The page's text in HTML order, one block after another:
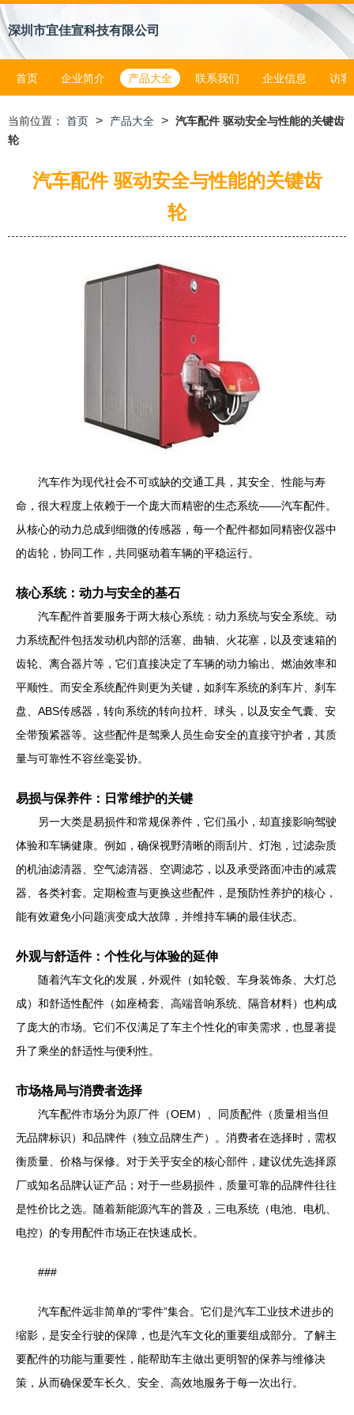
深圳市宜佳宣科技有限公司
首页 企业简介 产品大全 联系我们 企业信息 访客
当前位置： 首页 > 产品大全 > 汽车配件 驱动安全与性能的关键齿
轮
汽车配件 驱动安全与性能的关键齿
轮
汽车作为现代社会不可或缺的交通工具，其安全、性能与寿
命，很大程度上依赖于一个庞大而精密的生态系统——汽车配件。
从核心的动力总成到细微的传感器，每一个配件都如同精密仪器中
的齿轮，协同工作，共同驱动着车辆的平稳运行。
核心系统：动力与安全的基石
汽车配件首要服务于两大核心系统：动力系统与安全系统。动
力系统配件包括发动机内部的活塞、曲轴、火花塞，以及变速箱的
齿轮、离合器片等，它们直接决定了车辆的动力输出、燃油效率和
平顺性。而安全系统配件则更为关键，如刹车系统的刹车片、刹车
盘、ABS传感器，转向系统的转向拉杆、球头，以及安全气囊、安
全带预紧器等。这些配件是驾乘人员生命安全的直接守护者，其质
量与可靠性不容丝毫妥协。
易损与保养件：日常维护的关键
另一大类是易损件和常规保养件，它们虽小，却直接影响驾驶
体验和车辆健康。例如，确保视野清晰的雨刮片、灯泡，过滤杂质
的机油滤清器、空气滤清器、空调滤芯，以及承受路面冲击的减震
器、各类衬套。定期检查与更换这些配件，是预防性养护的核心，
能有效避免小问题演变成大故障，并维持车辆的最佳状态。
外观与舒适件：个性化与体验的延伸
随着汽车文化的发展，外观件（如轮毂、车身装饰条、大灯总
成）和舒适性配件（如座椅套、高端音响系统、隔音材料）也构成
了庞大的市场。它们不仅满足了车主个性化的审美需求，也显著提
升了乘坐的舒适性与便利性。
市场格局与消费者选择
汽车配件市场分为原厂件（OEM）、同质配件（质量相当但
无品牌标识）和品牌件（独立品牌生产）。消费者在选择时，需权
衡质量、价格与保修。对于关乎安全的核心部件，建议优先选择原
厂或知名品牌认证产品；对于一些易损件，质量可靠的品牌件往往
是性价比之选。随着新能源汽车的普及，三电系统（电池、电机、
电控）的专用配件市场正在快速成长。
###
汽车配件远非简单的“零件”集合。它们是汽车工业技术进步的
缩影，是安全行驶的保障，也是汽车文化的重要组成部分。了解主
要配件的功能与重要性，能帮助车主做出更明智的保养与维修决
策，从而确保爱车长久、安全、高效地服务于每一次出行。